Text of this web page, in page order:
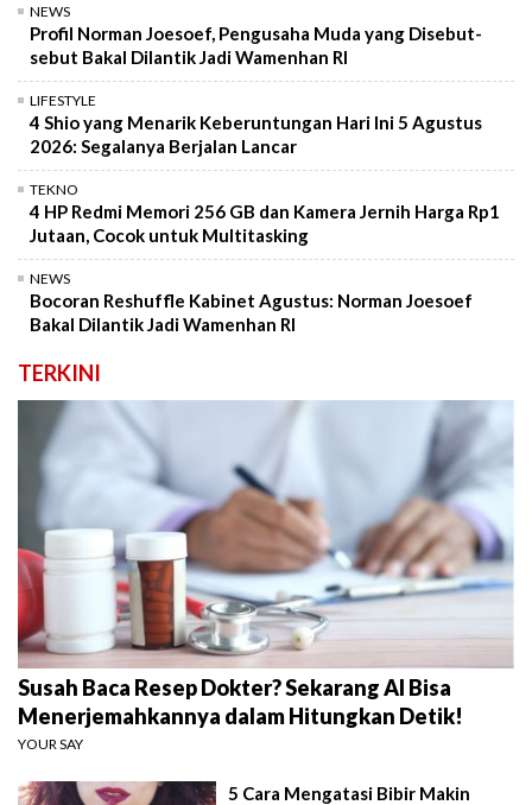
NEWS
Profil Norman Joesoef, Pengusaha Muda yang Disebut-
sebut Bakal Dilantik Jadi Wamenhan RI
LIFESTYLE
4 Shio yang Menarik Keberuntungan Hari Ini 5 Agustus
2026: Segalanya Berjalan Lancar
TEKNO
4 HP Redmi Memori 256 GB dan Kamera Jernih Harga Rp1
Jutaan, Cocok untuk Multitasking
NEWS
Bocoran Reshuffle Kabinet Agustus: Norman Joesoef
Bakal Dilantik Jadi Wamenhan RI
TERKINI
Susah Baca Resep Dokter? Sekarang AI Bisa
Menerjemahkannya dalam Hitungkan Detik!
YOUR SAY
5 Cara Mengatasi Bibir Makin